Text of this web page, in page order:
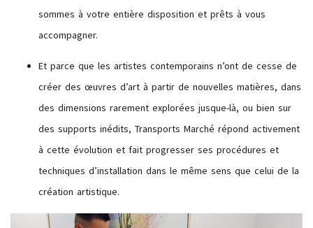
sommes à votre entière disposition et prêts à vous
accompagner.
Et parce que les artistes contemporains n’ont de cesse de
créer des œuvres d’art à partir de nouvelles matières, dans
des dimensions rarement explorées jusque-là, ou bien sur
des supports inédits, Transports Marché répond activement
à cette évolution et fait progresser ses procédures et
techniques d’installation dans le même sens que celui de la
création artistique.